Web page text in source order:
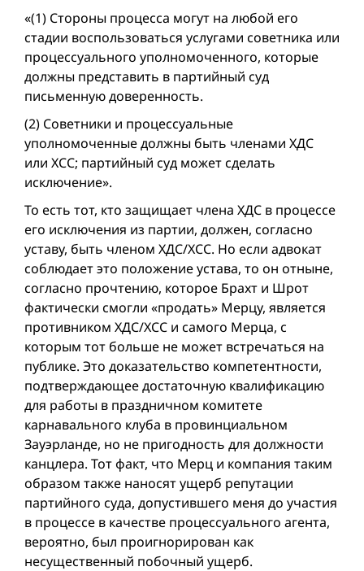
«(1) Стороны процесса могут на любой его
стадии воспользоваться услугами советника или
процессуального уполномоченного, которые
должны представить в партийный суд
письменную доверенность.
(2) Советники и процессуальные
уполномоченные должны быть членами ХДС
или ХСС; партийный суд может сделать
исключение».
То есть тот, кто защищает члена ХДС в процессе
его исключения из партии, должен, согласно
уставу, быть членом ХДС/ХСС. Но если адвокат
соблюдает это положение устава, то он отныне,
согласно прочтению, которое Брахт и Шрот
фактически смогли «продать» Мерцу, является
противником ХДС/ХСС и самого Мерца, с
которым тот больше не может встречаться на
публике. Это доказательство компетентности,
подтверждающее достаточную квалификацию
для работы в праздничном комитете
карнавального клуба в провинциальном
Зауэрланде, но не пригодность для должности
канц­лера. Тот факт, что Мерц и компания таким
образом также наносят ущерб репутации
партийного суда, допустившего меня до участия
в процессе в качестве процессуального агента,
вероятно, был проигнорирован как
несущественный побочный ущерб.